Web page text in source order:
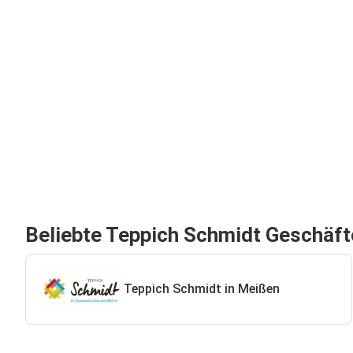
Beliebte Teppich Schmidt
Teppich Schmidt in Meißen